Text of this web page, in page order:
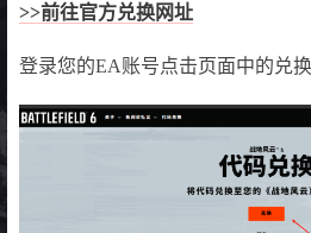
>>前往官方兑换网址
登录您的EA账号点击页面中的兑